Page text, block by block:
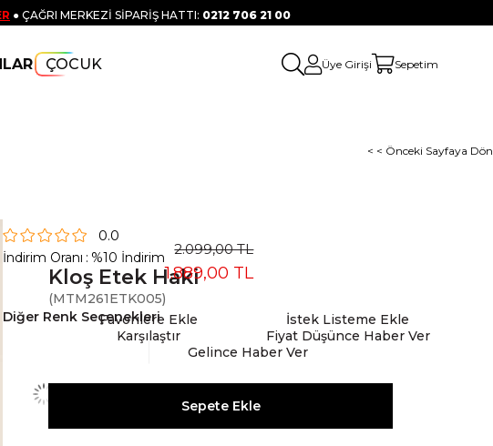
● ÇAĞRI MERKEZİ SİPARİŞ HATTI: 0212 706 21 00
ÇOCUK Üye Girişi Sepetim
< < Önceki Sayfaya Dön
Kloş Etek Haki
(MTM261ETK005)
0.0
İndirim Oranı : %10 İndirim 2.099,00 TL
1.889,00 TL
Diğer Renk Seçenekleri
Favorilere Ekle
İstek Listeme Ekle
Karşılaştır
Fiyat Düşünce Haber Ver
Gelince Haber Ver